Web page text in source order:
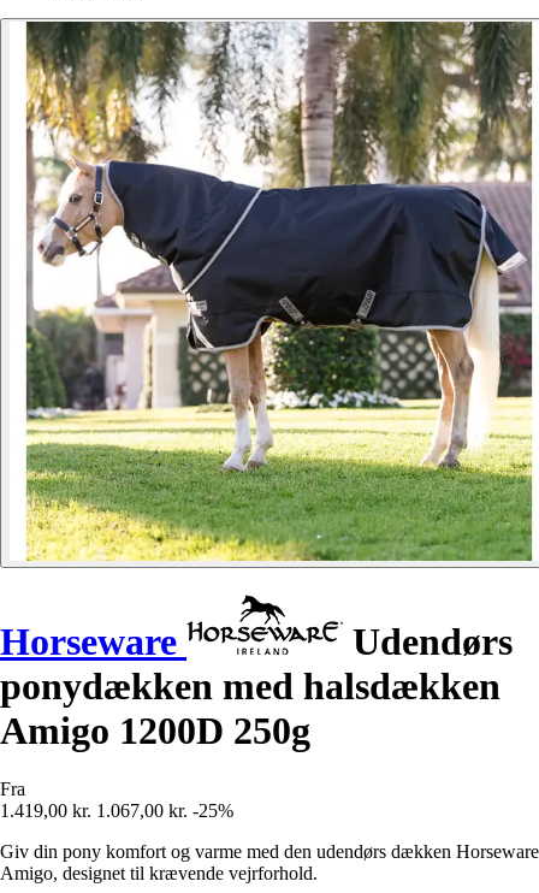
Horseware
Udendørs
ponydækken med halsdækken
Amigo 1200D 250g
Fra
1.419,00 kr. 1.067,00 kr. -25%
Giv din pony komfort og varme med den udendørs dækken Horseware
Amigo, designet til krævende vejrforhold.